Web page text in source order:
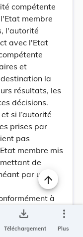
compétente
membre
l'autorité
avec l'Etat
et
la
résultats, les
décisions.
si l’autorité
prises par
pas
membre mis
de
par une
à
un
Etats
save_alt
Téléchargement
more_vert
Plus